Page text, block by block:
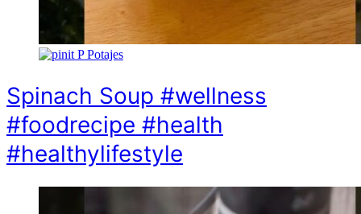
P Potajes
Spinach Soup #wellness
#foodrecipe #health
#healthylifestyle